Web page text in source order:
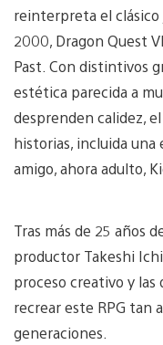
reinterpreta el clásico
2000, Dragon Quest
Past. Con distintivos
estética parecida a
desprenden calidez,
historias, incluida una
amigo, ahora adulto,
Tras más de 25 años
productor Takeshi
proceso creativo y las
recrear este RPG tan
generaciones.